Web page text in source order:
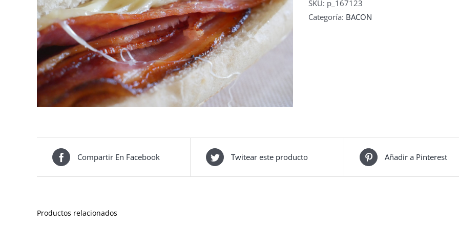
SKU: p_167123
Categoría: BACON
Compartir En Facebook Twitear este producto Añadir a Pinterest
Productos relacionados